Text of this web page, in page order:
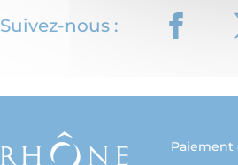
Suivez-nous :
Paiement